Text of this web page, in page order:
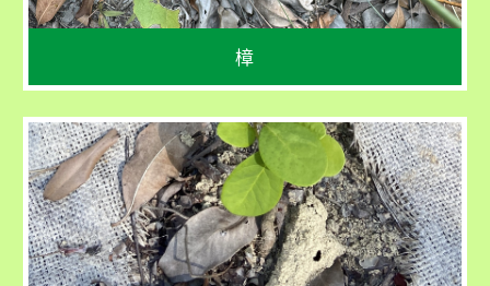
樟
學名
Bridelia tomentosa
花期：幾乎全年